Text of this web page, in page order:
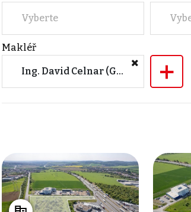
Vyberte
Makléř
Ing. David Celnar (GAUTE, a.s. - realitní kancelář) +